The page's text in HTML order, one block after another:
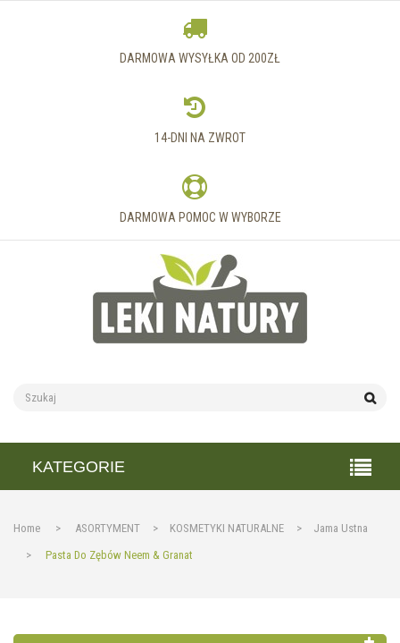
DARMOWA WYSYŁKA OD 200ZŁ
14-DNI NA ZWROT
DARMOWA POMOC W WYBORZE
KATEGORIE
Home > ASORTYMENT > KOSMETYKI NATURALNE >
Jama Ustna
>
Pasta Do Zębów Neem & Granat